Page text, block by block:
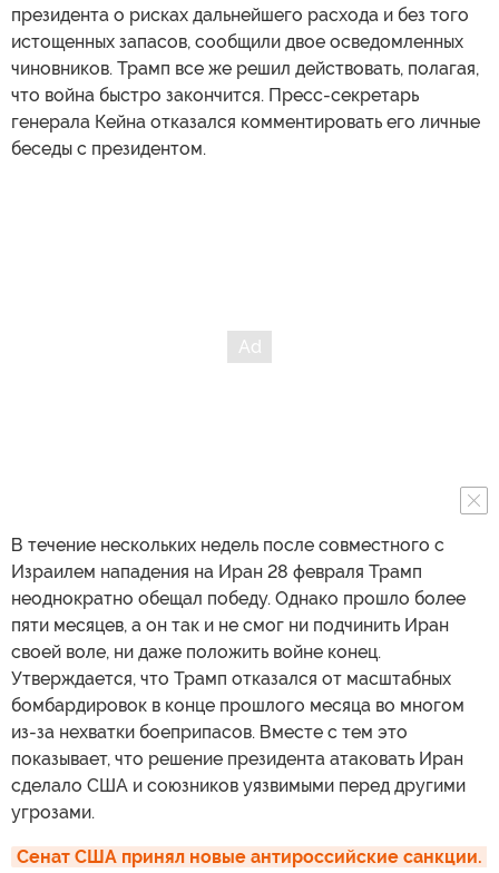
президента о рисках дальнейшего расхода и без того
истощенных запасов, сообщили двое осведомленных
чиновников. Трамп все же решил действовать, полагая,
что война быстро закончится. Пресс-секретарь
генерала Кейна отказался комментировать его личные
беседы с президентом.
В течение нескольких недель после совместного с
Израилем нападения на Иран 28 февраля Трамп
неоднократно обещал победу. Однако прошло более
пяти месяцев, а он так и не смог ни подчинить Иран
своей воле, ни даже положить войне конец.
Утверждается, что Трамп отказался от масштабных
бомбардировок в конце прошлого месяца во многом
из-за нехватки боеприпасов. Вместе с тем это
показывает, что решение президента атаковать Иран
сделало США и союзников уязвимыми перед другими
угрозами.
Сенат США принял новые антироссийские санкции.